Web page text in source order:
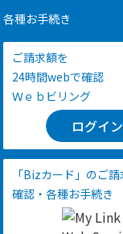
各種お手続き
ご請求額を
24時間webで確認
Ｗｅｂビリング
ログイン
「Bizカード」のご
確認・各種お手続き